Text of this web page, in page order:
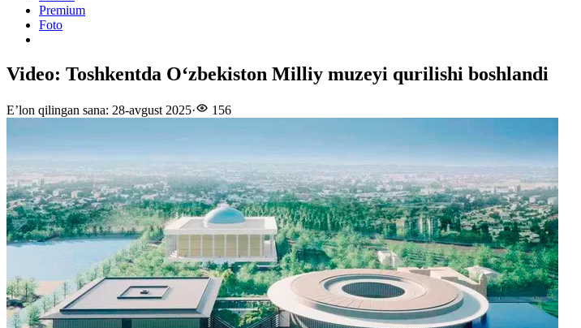
Premium
Foto
Video: Toshkentda O‘zbekiston Milliy muzeyi qurilishi boshlandi
E’lon qilingan sana: 28-avgust 2025· 156